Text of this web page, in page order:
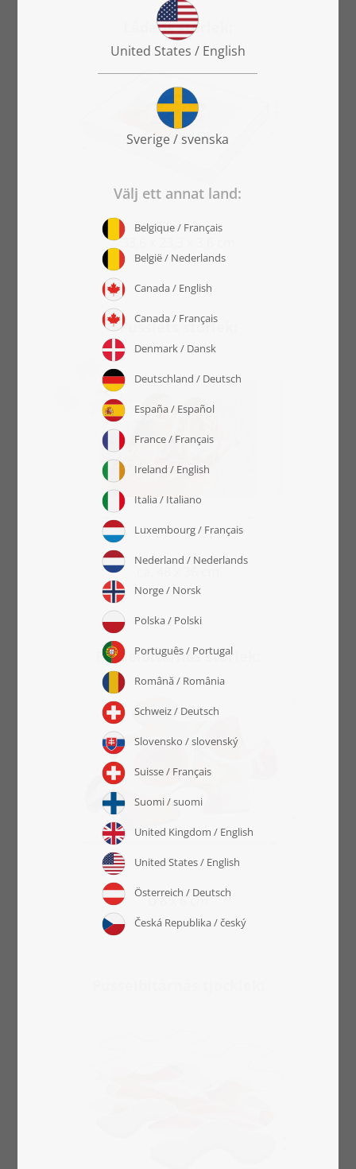
Lådans storlek:
33,6 x 23,3 x 3,6 cm
Pusslets storlek:
Pusselbitarnas storlek:
ø6 x 6 cm